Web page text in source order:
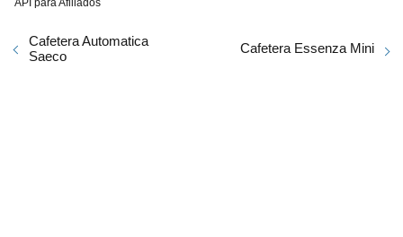
API para Afiliados
Cafetera Automatica
Saeco
Cafetera Essenza Mini